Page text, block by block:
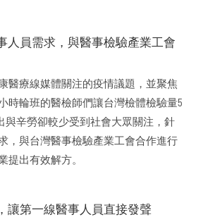
人員需求，與醫事檢驗產業工會
醫療線媒體關注的疫情議題，並聚焦
時輪班的醫檢師們讓台灣檢體檢驗量5
與辛勞卻較少受到社會大眾關注，針
，與台灣醫事檢驗產業工會合作進行
提出有效解方。
讓第一線醫事人員直接發聲